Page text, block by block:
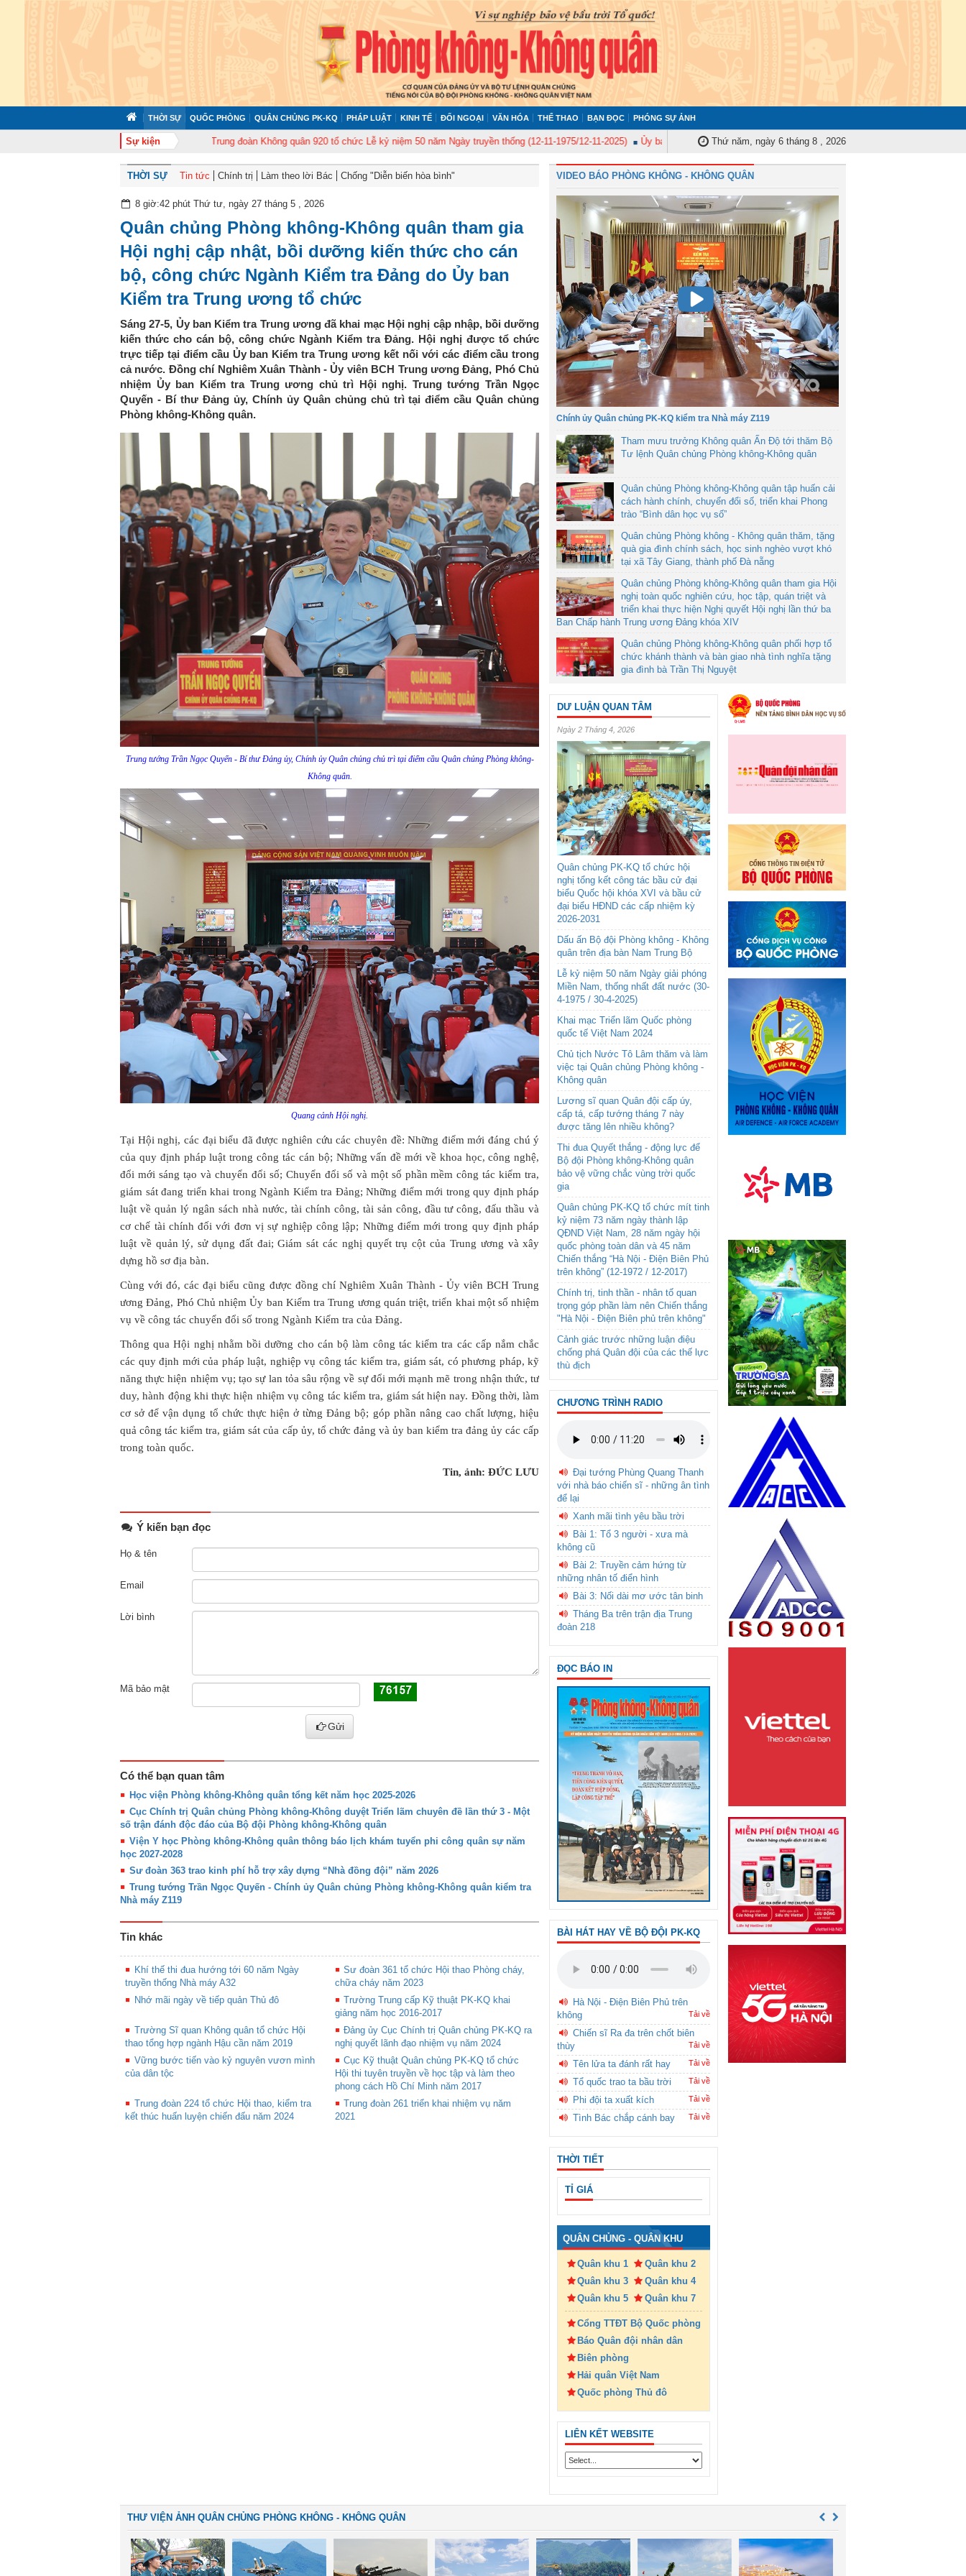
THỜI SỰ QUỐC PHÒNG QUÂN CHỦNG PK-KQ PHÁP LUẬT KINH TẾ ĐỐI NGOẠI VĂN HÓA THỂ THAO BẠN ĐỌC PHÓNG SỰ ẢNH
Sự kiện
tổ chức tập huấn cán bộ năm 2026 Trung đoàn Không quân 920 tổ chức Lễ kỷ niệm 50 năm Ngày truyền thống (12-11-1975/12-11-2025) Ủy ban Kiểm tra Quân ủy Trung ương tập huấn nghiệp vụ công tác kiểm tra, giám
Thứ năm, ngày 6 tháng 8 , 2026
THỜI SỰ Tin tức Chính trị Làm theo lời Bác Chống "Diễn biến hòa bình"
8 giờ:42 phút Thứ tư, ngày 27 tháng 5 , 2026
Quân chủng Phòng không-Không quân tham gia
Hội nghị cập nhật, bồi dưỡng kiến thức cho cán
bộ, công chức Ngành Kiểm tra Đảng do Ủy ban
Kiểm tra Trung ương tổ chức
Sáng 27-5, Ủy ban Kiểm tra Trung ương đã khai mạc Hội nghị cập nhập, bồi dưỡng
kiến thức cho cán bộ, công chức Ngành Kiểm tra Đảng. Hội nghị được tổ chức
trực tiếp tại điểm cầu Ủy ban Kiểm tra Trung ương kết nối với các điểm cầu trong
cả nước. Đồng chí Nghiêm Xuân Thành - Ủy viên BCH Trung ương Đảng, Phó Chủ
nhiệm Ủy ban Kiểm tra Trung ương chủ trì Hội nghị. Trung tướng Trần Ngọc
Quyến - Bí thư Đảng ủy, Chính ủy Quân chủng chủ trì tại điểm cầu Quân chủng
Phòng không-Không quân.
Trung tướng Trần Ngọc Quyến - Bí thư Đảng ủy, Chính ủy Quân chủng chủ trì tại điểm cầu Quân chủng Phòng không-
Không quân.
Quang cảnh Hội nghị.
Tại Hội nghị, các đại biểu đã được nghiên cứu các chuyên đề: Những điểm mới đáng chú ý
của quy định pháp luật trong công tác cán bộ; Những vấn đề mới về khoa học, công nghệ,
đổi mới sáng tạo và chuyển đổi số; Chuyển đổi số và một số phần mềm công tác kiểm tra,
giám sát đang triển khai trong Ngành Kiểm tra Đảng; Những điểm mới trong quy định pháp
luật về quản lý ngân sách nhà nước, tài chính công, tài sản công, đầu tư công, đấu thầu và
cơ chế tài chính đối với đơn vị sự nghiệp công lập; Những điểm mới trong quy định pháp
luật về quản lý, sử dụng đất đai; Giám sát các nghị quyết trụ cột của Trung ương và xây
dựng hồ sơ địa bàn.
Cùng với đó, các đại biểu cũng được đồng chí Nghiêm Xuân Thành - Ủy viên BCH Trung
ương Đảng, Phó Chủ nhiệm Ủy ban Kiểm tra Trung ương quán triệt, triển khai một số nhiệm
vụ về công tác chuyển đổi số trong Ngành Kiểm tra của Đảng.
Thông qua Hội nghị nhằm bồi dưỡng cho cán bộ làm công tác kiểm tra các cấp nắm chắc
các quy định mới của pháp luật, nghiệp vụ công tác kiểm tra, giám sát, có phương pháp, kỹ
năng thực hiện nhiệm vụ; tạo sự lan tỏa sâu rộng về sự đổi mới mạnh mẽ trong nhận thức, tư
duy, hành động khi thực hiện nhiệm vụ công tác kiểm tra, giám sát hiện nay. Đồng thời, làm
cơ sở để vận dụng tổ chức thực hiện ở từng Đảng bộ; góp phần nâng cao chất lượng, hiệu
quả công tác kiểm tra, giám sát của cấp ủy, tổ chức đảng và ủy ban kiểm tra đảng ủy các cấp
trong toàn quốc.
Tin, ảnh: ĐỨC LƯU
Ý kiến bạn đọc
Họ & tên
Email
Lời bình
Mã bảo mật
Gửi
Có thể bạn quan tâm
Học viện Phòng không-Không quân tổng kết năm học 2025-2026
Cục Chính trị Quân chủng Phòng không-Không duyệt Triển lãm chuyên đề lần thứ 3 - Một
số trận đánh độc đáo của Bộ đội Phòng không-Không quân
Viện Y học Phòng không-Không quân thông báo lịch khám tuyển phi công quân sự năm
học 2027-2028
Sư đoàn 363 trao kinh phí hỗ trợ xây dựng “Nhà đồng đội” năm 2026
Trung tướng Trần Ngọc Quyến - Chính ủy Quân chủng Phòng không-Không quân kiểm tra
Nhà máy Z119
Tin khác
Khí thế thi đua hướng tới 60 năm Ngày
truyền thống Nhà máy A32
Sư đoàn 361 tổ chức Hội thao Phòng cháy,
chữa cháy năm 2023
Nhớ mãi ngày về tiếp quản Thủ đô
Trường Trung cấp Kỹ thuật PK-KQ khai
giảng năm học 2016-2017
Trường Sĩ quan Không quân tổ chức Hội
thao tổng hợp ngành Hậu cần năm 2019
Đảng ủy Cục Chính trị Quân chủng PK-KQ ra
nghị quyết lãnh đạo nhiệm vụ năm 2024
Vững bước tiến vào kỷ nguyên vươn mình
của dân tộc
Cục Kỹ thuật Quân chủng PK-KQ tổ chức
Hội thi tuyên truyền về học tập và làm theo
phong cách Hồ Chí Minh năm 2017
Trung đoàn 224 tổ chức Hội thao, kiểm tra
kết thúc huấn luyện chiến đấu năm 2024
Trung đoàn 261 triển khai nhiệm vụ năm
2021
VIDEO BÁO PHÒNG KHÔNG - KHÔNG QUÂN
Chính ủy Quân chủng PK-KQ kiểm tra Nhà máy Z119
Tham mưu trưởng Không quân Ấn Độ tới thăm Bộ
Tư lệnh Quân chủng Phòng không-Không quân
Quân chủng Phòng không-Không quân tập huấn cải
cách hành chính, chuyển đổi số, triển khai Phong
trào “Bình dân học vụ số”
Quân chủng Phòng không - Không quân thăm, tặng
quà gia đình chính sách, học sinh nghèo vượt khó
tại xã Tây Giang, thành phố Đà nẵng
Quân chủng Phòng không-Không quân tham gia Hội
nghị toàn quốc nghiên cứu, học tập, quán triệt và
triển khai thực hiện Nghị quyết Hội nghị lần thứ ba
Ban Chấp hành Trung ương Đảng khóa XIV
Quân chủng Phòng không-Không quân phối hợp tổ
chức khánh thành và bàn giao nhà tình nghĩa tặng
gia đình bà Trần Thị Nguyệt
DƯ LUẬN QUAN TÂM
Ngày 2 Tháng 4, 2026
Quân chủng PK-KQ tổ chức hội
nghị tổng kết công tác bầu cử đại
biểu Quốc hội khóa XVI và bầu cử
đại biểu HĐND các cấp nhiệm kỳ
2026-2031
Dấu ấn Bộ đội Phòng không - Không
quân trên địa bàn Nam Trung Bộ
Lễ kỷ niệm 50 năm Ngày giải phóng
Miền Nam, thống nhất đất nước (30-
4-1975 / 30-4-2025)
Khai mạc Triển lãm Quốc phòng
quốc tế Việt Nam 2024
Chủ tịch Nước Tô Lâm thăm và làm
việc tại Quân chủng Phòng không -
Không quân
Lương sĩ quan Quân đội cấp úy,
cấp tá, cấp tướng tháng 7 này
được tăng lên nhiều không?
Thi đua Quyết thắng - động lực để
Bộ đội Phòng không-Không quân
bảo vệ vững chắc vùng trời quốc
gia
Quân chủng PK-KQ tổ chức mít tinh
kỷ niệm 73 năm ngày thành lập
QĐND Việt Nam, 28 năm ngày hội
quốc phòng toàn dân và 45 năm
Chiến thắng “Hà Nội - Điện Biên Phủ
trên không” (12-1972 / 12-2017)
Chính trị, tinh thần - nhân tố quan
trọng góp phần làm nên Chiến thắng
"Hà Nội - Điện Biên phủ trên không"
Cảnh giác trước những luận điệu
chống phá Quân đội của các thế lực
thù địch
CHƯƠNG TRÌNH RADIO
Đại tướng Phùng Quang Thanh
với nhà báo chiến sĩ - những ân tình
để lại
Xanh mãi tình yêu bầu trời
Bài 1: Tổ 3 người - xưa mà
không cũ
Bài 2: Truyền cảm hứng từ
những nhân tố điển hình
Bài 3: Nối dài mơ ước tân binh
Tháng Ba trên trận địa Trung
đoàn 218
ĐỌC BÁO IN
BÀI HÁT HAY VỀ BỘ ĐỘI PK-KQ
Hà Nội - Điện Biên Phủ trên
không
Tải về
Chiến sĩ Ra đa trên chốt biên
thùy
Tải về
Tên lửa ta đánh rất hay Tải về
Tổ quốc trao ta bầu trời Tải về
Phi đội ta xuất kích Tải về
Tình Bác chắp cánh bay Tải về
THỜI TIẾT
TỈ GIÁ
QUÂN CHỦNG - QUÂN KHU
Quân khu 1
Quân khu 2
Quân khu 3
Quân khu 4
Quân khu 5
Quân khu 7
Cổng TTĐT Bộ Quốc phòng
Báo Quân đội nhân dân
Biên phòng
Hải quân Việt Nam
Quốc phòng Thủ đô
LIÊN KẾT WEBSITE
THƯ VIỆN ẢNH QUÂN CHỦNG PHÒNG KHÔNG - KHÔNG QUÂN